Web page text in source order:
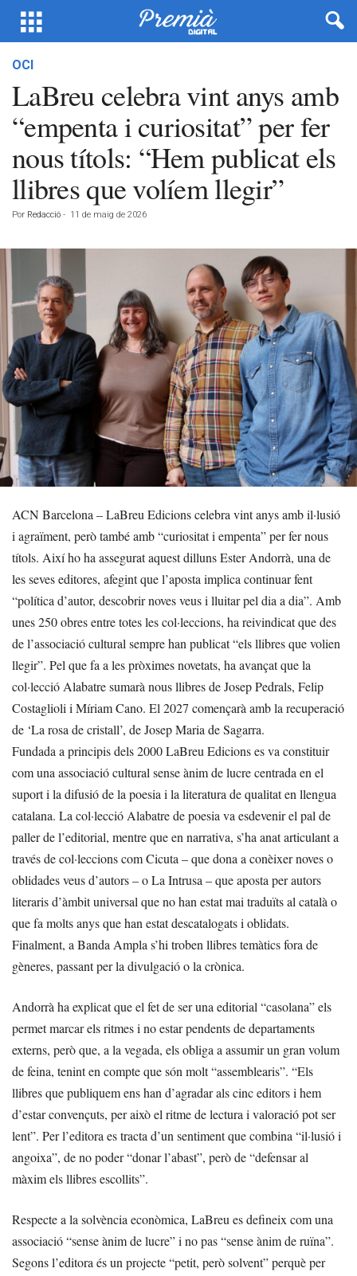
OCI
LaBreu celebra vint anys amb
“empenta i curiositat” per fer
nous títols: “Hem publicat els
llibres que volíem llegir”
Por Redacció - 11 de maig de 2026
ACN Barcelona – LaBreu Edicions celebra vint anys amb il·lusió
i agraïment, però també amb “curiositat i empenta” per fer nous
títols. Així ho ha assegurat aquest dilluns Ester Andorrà, una de
les seves editores, afegint que l’aposta implica continuar fent
“política d’autor, descobrir noves veus i lluitar pel dia a dia”. Amb
unes 250 obres entre totes les col·leccions, ha reivindicat que des
de l’associació cultural sempre han publicat “els llibres que volien
llegir”. Pel que fa a les pròximes novetats, ha avançat que la
col·lecció Alabatre sumarà nous llibres de Josep Pedrals, Felip
Costaglioli i Míriam Cano. El 2027 començarà amb la recuperació
de ‘La rosa de cristall’, de Josep Maria de Sagarra.
Fundada a principis dels 2000 LaBreu Edicions es va constituir
com una associació cultural sense ànim de lucre centrada en el
suport i la difusió de la poesia i la literatura de qualitat en llengua
catalana. La col·lecció Alabatre de poesia va esdevenir el pal de
paller de l’editorial, mentre que en narrativa, s’ha anat articulant a
través de col·leccions com Cicuta – que dona a conèixer noves o
oblidades veus d’autors – o La Intrusa – que aposta per autors
literaris d’àmbit universal que no han estat mai traduïts al català o
que fa molts anys que han estat descatalogats i oblidats.
Finalment, a Banda Ampla s’hi troben llibres temàtics fora de
gèneres, passant per la divulgació o la crònica.
Andorrà ha explicat que el fet de ser una editorial “casolana” els
permet marcar els ritmes i no estar pendents de departaments
externs, però que, a la vegada, els obliga a assumir un gran volum
de feina, tenint en compte que són molt “assemblearis”. “Els
llibres que publiquem ens han d’agradar als cinc editors i hem
d’estar convençuts, per això el ritme de lectura i valoració pot ser
lent”. Per l’editora es tracta d’un sentiment que combina “il·lusió i
angoixa”, de no poder “donar l’abast”, però de “defensar al
màxim els llibres escollits”.
Respecte a la solvència econòmica, LaBreu es defineix com una
associació “sense ànim de lucre” i no pas “sense ànim de ruïna”.
Segons l’editora és un projecte “petit, però solvent” perquè per